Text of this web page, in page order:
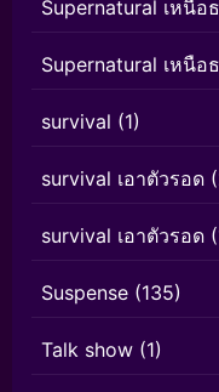
Supernatural เหนือ
Supernatural เหนือ
survival (1)
survival เอาตัวรอด
survival เอาตัวรอด
Suspense (135)
Talk show (1)